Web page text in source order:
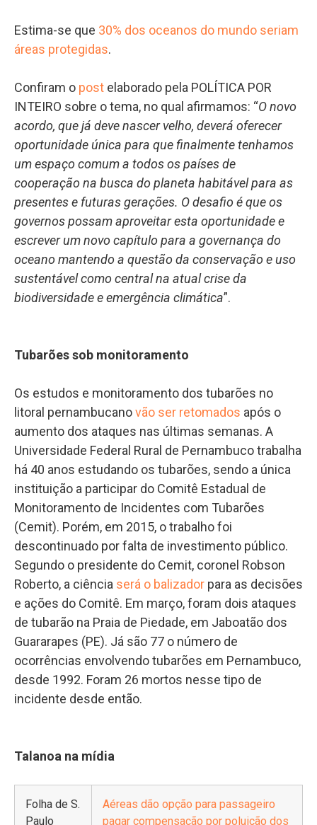
Estima-se que 30% dos oceanos do mundo seriam
áreas protegidas.
Confiram o post elaborado pela POLÍTICA POR
INTEIRO sobre o tema, no qual afirmamos: “O novo
acordo, que já deve nascer velho, deverá oferecer
oportunidade única para que finalmente tenhamos
um espaço comum a todos os países de
cooperação na busca do planeta habitável para as
presentes e futuras gerações. O desafio é que os
governos possam aproveitar esta oportunidade e
escrever um novo capítulo para a governança do
oceano mantendo a questão da conservação e uso
sustentável como central na atual crise da
biodiversidade e emergência climática”.
Tubarões sob monitoramento
Os estudos e monitoramento dos tubarões no
litoral pernambucanovão ser retomados após o
aumento dos ataques nas últimas semanas. A
Universidade Federal Rural de Pernambuco trabalha
há 40 anos estudando os tubarões, sendo a única
instituição a participar do Comitê Estadual de
Monitoramento de Incidentes com Tubarões
(Cemit). Porém, em 2015, o trabalho foi
descontinuado por falta de investimento público.
Segundo o presidente do Cemit, coronel Robson
Roberto, a ciência será o balizador para as decisões
e ações do Comitê. Em março, foram dois ataques
de tubarão na Praia de Piedade, em Jaboatão dos
Guararapes (PE). Já são 77 o número de
ocorrências envolvendo tubarões em Pernambuco,
desde 1992. Foram 26 mortos nesse tipo de
incidente desde então.
Talanoa na mídia
Folha de S.
Paulo
Aéreas dão opção para passageiro
pagar compensação por poluição dos